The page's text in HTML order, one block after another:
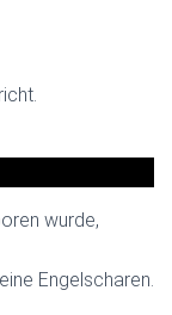
wurde,
Engelscharen.